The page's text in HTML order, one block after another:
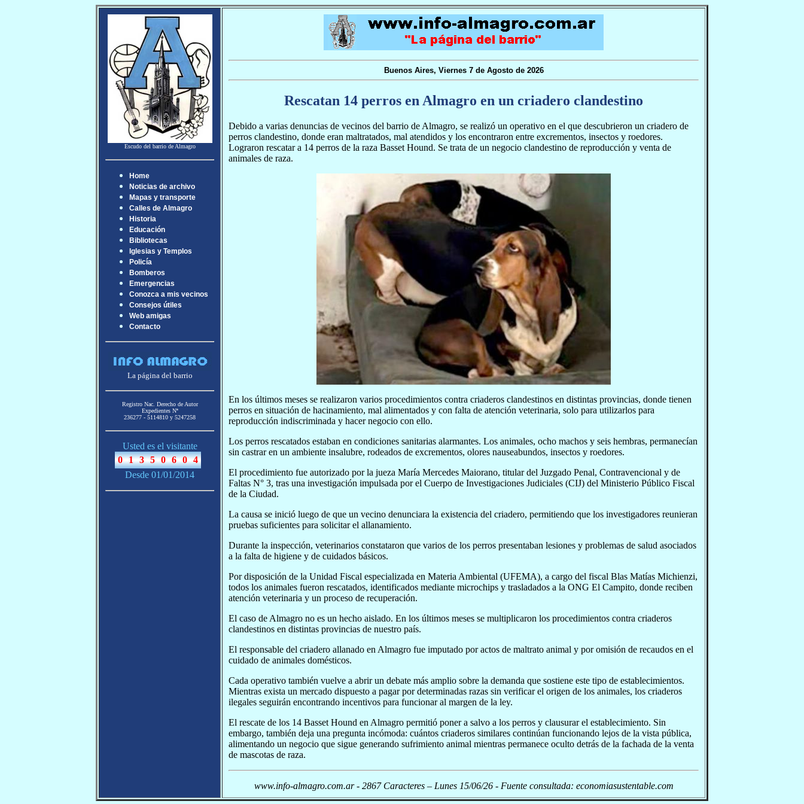
Escudo del barrio de Almagro
Home
Noticias de archivo
Mapas y transporte
Calles de Almagro
Historia
Educación
Bibliotecas
Iglesias y Templos
Policía
Bomberos
Emergencias
Conozca a mis vecinos
Consejos útiles
Web amigas
Contacto
La página del barrio
Registro Nac. Derecho de Autor
Expedientes Nª
236277 - 5114810 y 5247258
Usted es el visitante
Desde 01/01/2014
Buenos Aires, Viernes 7 de Agosto de 2026
Rescatan 14 perros en Almagro en un criadero clandestino
Debido a varias denuncias de vecinos del barrio de Almagro, se realizó un operativo en el que descubrieron un criadero de
perros clandestino, donde eran maltratados, mal atendidos y los encontraron entre excrementos, insectos y roedores.
Lograron rescatar a 14 perros de la raza Basset Hound. Se trata de un negocio clandestino de reproducción y venta de
animales de raza.
En los últimos meses se realizaron varios procedimientos contra criaderos clandestinos en distintas provincias, donde tienen
perros en situación de hacinamiento, mal alimentados y con falta de atención veterinaria, solo para utilizarlos para
reproducción indiscriminada y hacer negocio con ello.
Los perros rescatados estaban en condiciones sanitarias alarmantes. Los animales, ocho machos y seis hembras, permanecían
sin castrar en un ambiente insalubre, rodeados de excrementos, olores nauseabundos, insectos y roedores.
El procedimiento fue autorizado por la jueza María Mercedes Maiorano, titular del Juzgado Penal, Contravencional y de
Faltas N° 3, tras una investigación impulsada por el Cuerpo de Investigaciones Judiciales (CIJ) del Ministerio Público Fiscal
de la Ciudad.
La causa se inició luego de que un vecino denunciara la existencia del criadero, permitiendo que los investigadores reunieran
pruebas suficientes para solicitar el allanamiento.
Durante la inspección, veterinarios constataron que varios de los perros presentaban lesiones y problemas de salud asociados
a la falta de higiene y de cuidados básicos.
Por disposición de la Unidad Fiscal especializada en Materia Ambiental (UFEMA), a cargo del fiscal Blas Matías Michienzi,
todos los animales fueron rescatados, identificados mediante microchips y trasladados a la ONG El Campito, donde reciben
atención veterinaria y un proceso de recuperación.
El caso de Almagro no es un hecho aislado. En los últimos meses se multiplicaron los procedimientos contra criaderos
clandestinos en distintas provincias de nuestro país.
El responsable del criadero allanado en Almagro fue imputado por actos de maltrato animal y por omisión de recaudos en el
cuidado de animales domésticos.
Cada operativo también vuelve a abrir un debate más amplio sobre la demanda que sostiene este tipo de establecimientos.
Mientras exista un mercado dispuesto a pagar por determinadas razas sin verificar el origen de los animales, los criaderos
ilegales seguirán encontrando incentivos para funcionar al margen de la ley.
El rescate de los 14 Basset Hound en Almagro permitió poner a salvo a los perros y clausurar el establecimiento. Sin
embargo, también deja una pregunta incómoda: cuántos criaderos similares continúan funcionando lejos de la vista pública,
alimentando un negocio que sigue generando sufrimiento animal mientras permanece oculto detrás de la fachada de la venta
de mascotas de raza.
www.info-almagro.com.ar - 2867 Caracteres – Lunes 15/06/26 - Fuente consultada: economiasustentable.com